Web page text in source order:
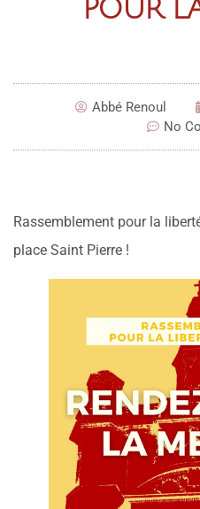
POUR
Abbé Renoul
No
Rassemblement pour la
place Saint Pierre !